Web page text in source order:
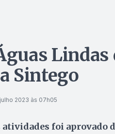
Sintego
julho 2023 às 07h05
atividades foi aprovado